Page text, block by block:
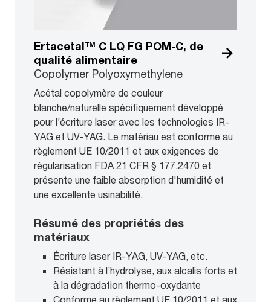
Ertacetal™ C LQ FG POM-C, de
qualité alimentaire
Copolymer Polyoxymethylene
Acétal copolymère de couleur
blanche/naturelle spécifiquement développé
pour l’écriture laser avec les technologies IR-
YAG et UV-YAG. Le matériau est conforme au
règlement UE 10/2011 et aux exigences de
régularisation FDA 21 CFR § 177.2470 et
présente une faible absorption d'humidité et
une excellente usinabilité.
Résumé des propriétés des
matériaux
Écriture laser IR-YAG, UV-YAG, etc.
Résistant à l’hydrolyse, aux alcalis forts et
à la dégradation thermo-oxydante
Conforme au règlement UE 10/2011 et aux